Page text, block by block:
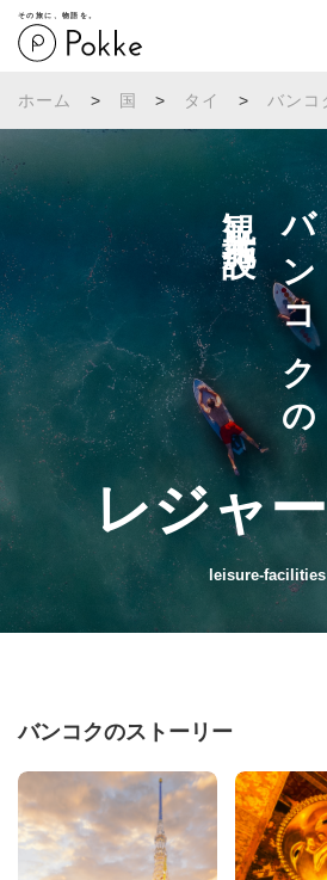
その旅に、物語を。
ホーム > 国 > タイ > バンコ
バンコクの
観光施設へ
レジャ
leisure-facilities
バンコクのストーリー